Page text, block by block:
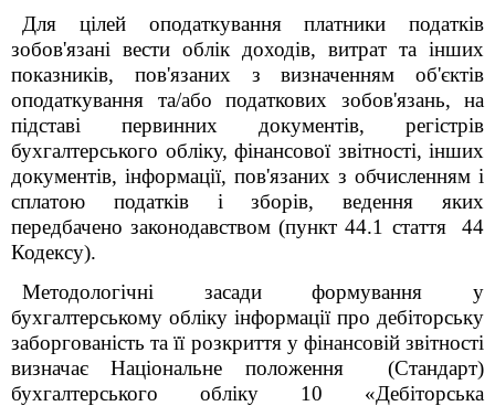
Для цілей оподаткування платники податків
зобов'язані вести облік доходів, витрат та інших
показників, пов'язаних з визначенням об'єктів
оподаткування та/або податкових зобов'язань, на
підставі первинних документів, регістрів
бухгалтерського обліку, фінансової звітності, інших
документів, інформації, пов'язаних з обчисленням і
сплатою податків і зборів, ведення яких
передбачено законодавством (пункт 44.1 стаття 44
Кодексу).
Методологічні засади формування у
бухгалтерському обліку інформації про дебіторську
заборгованість та її розкриття у фінансовій звітності
визначає Національне положення (Стандарт)
бухгалтерського обліку 10 «Дебіторська